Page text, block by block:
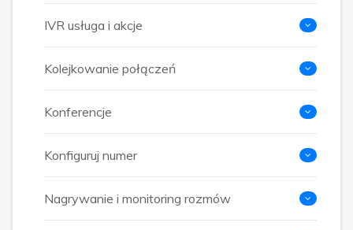
IVR usługa i akcje
Kolejkowanie połączeń
Konferencje
Konfiguruj numer
Nagrywanie i monitoring rozmów